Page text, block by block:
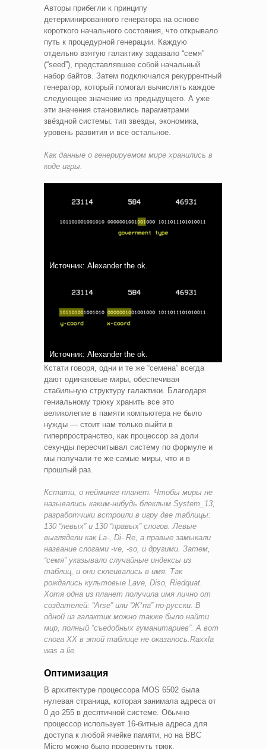
Авторы прибегли к принципу
детерминированного генератора на основе
короткого начального состояния, что открывало
путь к процедурной генерации. Каждую
отдельно взятую галактику задавало “семя”
(“seed”), представлявшее собой начальный
набор байтов. Затем подключался рекуррентный
генератор, который помогал вычислять каждое
следующее значение из предыдущего. А уже
эти значения становились параметрами
звёздной системы: тип звезды, экономика,
уровень развития и все остальное.
Как данные о генерируемом мире хранились в
коде игры.
Источник: Alexander the ok.
Источник: Alexander the ok.
Кстати говоря, одни и те же “семена” всегда
дают одинаковые миры, обеспечивая
стабильную структуру галактики. Благодаря
гениальному трюку хранить все это
великолепие в памяти компьютера не было
нужды — стоит нам только выйти в
гиперпространство, как процессор за доли
секунды пересчитывал систему по формуле и
мы получали те же самые миры, что и в
прошлый раз.
Кстати, о нейминге планет. Чтобы миры не
назывались каким-нибудь блеклым System_13,
разработчики встроили в игру две таблицы:
130 “левых” и 130 “правых” слогов. Левые
выглядели как La-, Di- Re, а правые замыкали
название слогами -ve, -so, и другими. Затем,
“семя” указывало случайные индексы из
таблиц, и они склеивались в имя. Так
рождались культовые Lave, Diso, Riedquat.
Хотя одна из планет получила имя лично от
создателей: “Arse” или “Ж*па” по-русски. В
одной из галактик можно также было найти
мир, полный “съедобных гуманитариев”. А вот
слога XX в этой таблице не оказалось.Raxxla
was a lie.
Оптимизация
В архитектуре процессора MOS 6502 была
нулевая страница, которая занимала адреса от
0 до 255 в десятичной системе. Обычно
процессор использует 16-битные адреса для
доступа к любой ячейке памяти, но на BBC
Micro можно было провернуть трюк,